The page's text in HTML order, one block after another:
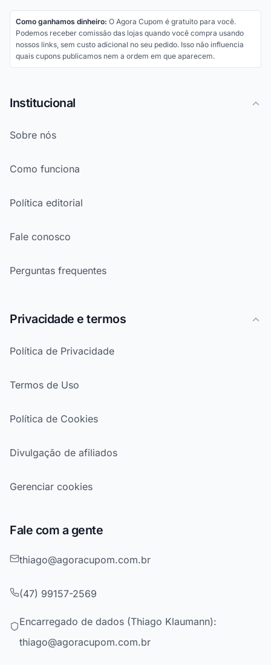
Como ganhamos dinheiro: O Agora Cupom é gratuito para você.
Podemos receber comissão das lojas quando você compra usando
nossos links, sem custo adicional no seu pedido. Isso não influencia
quais cupons publicamos nem a ordem em que aparecem.
Institucional
Sobre nós
Como funciona
Política editorial
Fale conosco
Perguntas frequentes
Privacidade e termos
Política de Privacidade
Termos de Uso
Política de Cookies
Divulgação de afiliados
Gerenciar cookies
Fale com a gente
thiago@agoracupom.com.br
(47) 99157-2569
Encarregado de dados (Thiago Klaumann):
thiago@agoracupom.com.br